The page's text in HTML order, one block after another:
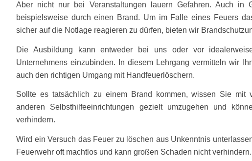
Aber nicht nur bei Veranstaltungen lauern Gefahren. Auch in
beispielsweise durch einen Brand. Um im Falle eines Feuers
sicher auf die Notlage reagieren zu dürfen, bieten wir
Die Ausbildung kann entweder bei uns oder vor
Unternehmens einzubinden. In diesem Lehrgang vermitteln wir
auch den richtigen Umgang mit Handfeuerlöschern.
Sollte es tatsächlich zu einem Brand kommen, wissen Sie mit
anderen Selbsthilfeeinrichtungen gezielt umzugehen und
verhindern.
Wird ein Versuch das Feuer zu löschen aus Unkenntnis
Feuerwehr oft machtlos und kann großen Schaden nicht verhindern.